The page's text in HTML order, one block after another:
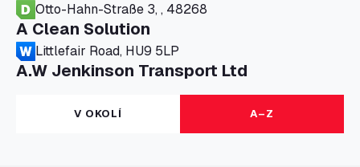
Otto-Hahn-Straße 3, , 48268
A Clean Solution
Littlefair Road, HU9 5LP
A.W Jenkinson Transport Ltd
Progress House, ME11 5GA
A+G Nettetal - Depot Parking
Am Panneschopp 7, 41334
V OKOLÍ A–Z